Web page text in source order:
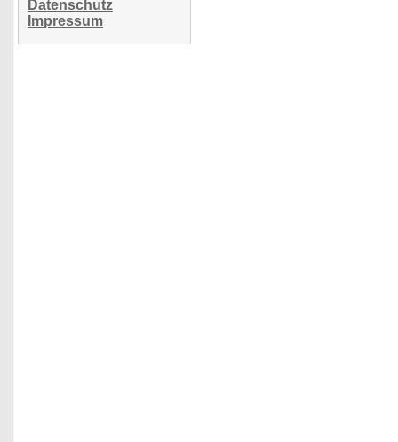
Datenschutz
Impressum